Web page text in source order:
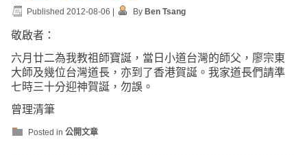
Published 2012-08-06 | By Ben Tsang
敬啟者：
六月廿二為我教祖師寶誕，當日小道台灣的師父，廖宗東
大師及幾位台灣道長，亦到了香港賀誕。我家道長們請準
七時三十分迎神賀誕，勿誤。
曾理清筆
Posted in 公開文章